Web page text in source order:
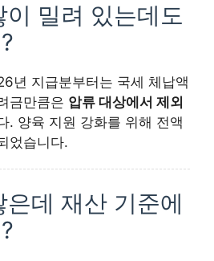
이 밀려 있는데도
년 지급분부터는 국세 체납액
금만큼은 압류 대상에서 제외
. 양육 지원 강화를 위해 전액
었습니다.
데 재산 기준에